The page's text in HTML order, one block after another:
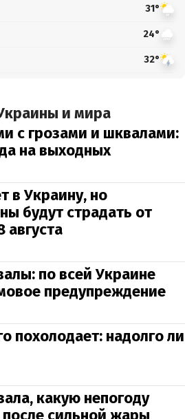
31°
24°
32°
и мира
с грозами и шквалами:
на выходных
в Украину, но
будут страдать от
августа
по всей Украине
предупреждение
похолодает: надолго ли
какую непогоду
сильной жары